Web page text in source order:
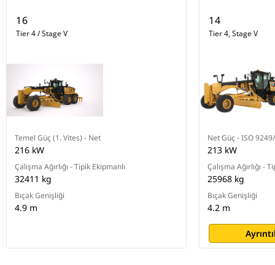
16
Tier 4 / Stage V
Temel Güç (1. Vites) - Net
216 kW
Çalışma Ağırlığı - Tipik Ekipmanlı
32411 kg
Bıçak Genişliği
4.9 m
14
Tier 4, Stage V
Net Güç - ISO
213 kW
Çalışma Ağırlığı -
25968 kg
Bıçak Genişliği
4.2 m